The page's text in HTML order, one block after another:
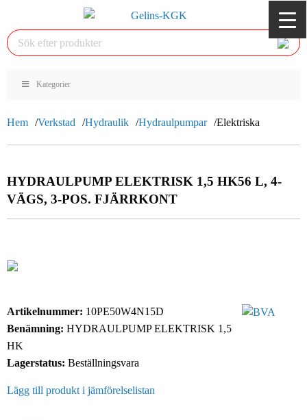
Kategorier
Hem Verkstad Hydraulik Hydraulpumpar Elektriska
HYDRAULPUMP ELEKTRISK 1,5 HK56 L, 4-
VÄGS, 3-POS. FJÄRRKONT
Artikelnummer: 10PE50W4N15D
Benämning: HYDRAULPUMP ELEKTRISK 1,5
HK
Lagerstatus: Beställningsvara
Lägg till produkt i jämförelselistan